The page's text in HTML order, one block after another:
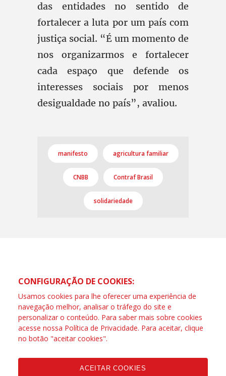
das entidades no sentido de
fortalecer a luta por um país com
justiça social. “É um momento de
nos organizarmos e fortalecer
cada espaço que defende os
interesses sociais por menos
desigualdade no país”, avaliou.
manifesto agricultura familiar
CNBB Contraf Brasil
solidariedade
CONFIGURAÇÃO DE COOKIES:
Usamos cookies para lhe oferecer uma experiência de
navegação melhor, analisar o tráfego do site e
personalizar o conteúdo. Para saber mais sobre cookies
acesse nossa Política de Privacidade. Para aceitar, clique
no botão "aceitar cookies".
ACEITAR COOKIES